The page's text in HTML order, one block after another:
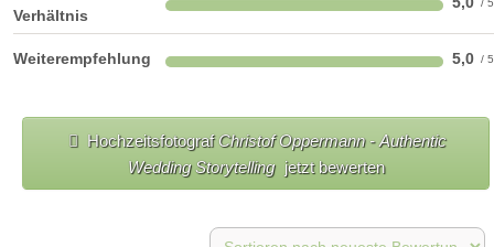
Verhältnis
Weiterempfehlung 5,0
HochzeitsfotografChristof Oppermann - Authentic
Wedding Storytelling
jetzt bewerten